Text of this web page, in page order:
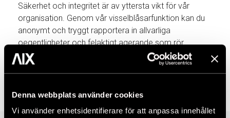
Denna webbplats använder cookies
Vi använder enhetsidentifierare för att anpassa innehållet
Säkerhet och integritet är av yttersta vikt för vår
organisation. Genom vår visselblåsarfunktion kan du
anonymt och tryggt rapportera in allvarliga
oegentligheter och felaktigt agerande som rör
missförhållanden, oetiska beteenden eller bryter mot
lagen eller AIX Arkitekters policyer eller värderingar.